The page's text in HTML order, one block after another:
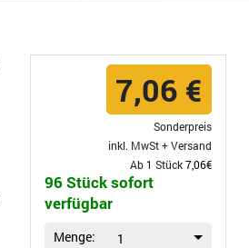
7,06 €
Sonderpreis
inkl. MwSt +Versand
Ab 1 Stück7,06€
96 Stück sofort
verfügbar
Menge: 1